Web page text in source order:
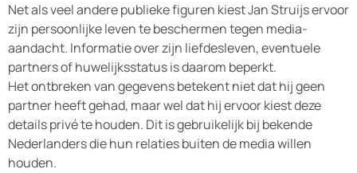
Net als veel andere publieke figuren kiest Jan Struijs ervoor
zijn persoonlijke leven te beschermen tegen media-
aandacht. Informatie over zijn liefdesleven, eventuele
partners of huwelijksstatus is daarom beperkt.
Het ontbreken van gegevens betekent niet dat hij geen
partner heeft gehad, maar wel dat hij ervoor kiest deze
details privé te houden. Dit is gebruikelijk bij bekende
Nederlanders die hun relaties buiten de media willen
houden.